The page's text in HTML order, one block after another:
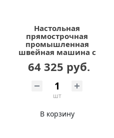
Настольная
прямострочная
промышленная
швейная машина с
AURORA H63-L Home
(автоматические
функции,
дизайнерские
строчки)
64 325 руб.
шт
В корзину